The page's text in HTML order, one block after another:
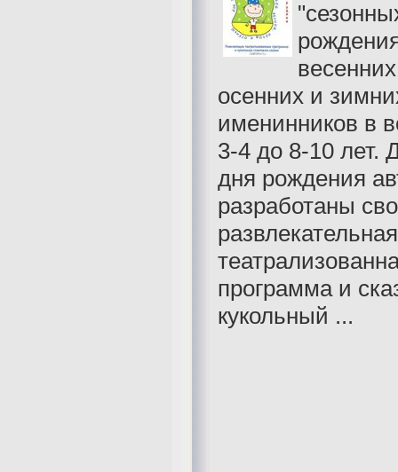
осенних и
именинников в
3-4 до 8-10 лет.
дня рождения
разработаны
развлекательная
программа и
кукольный ...